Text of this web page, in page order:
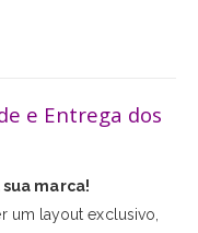
e Entrega dos
marca!
um layout exclusivo,